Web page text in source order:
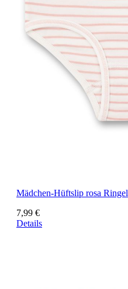
Mädchen-Hüftslip rosa Ringel
7,99 €
Details